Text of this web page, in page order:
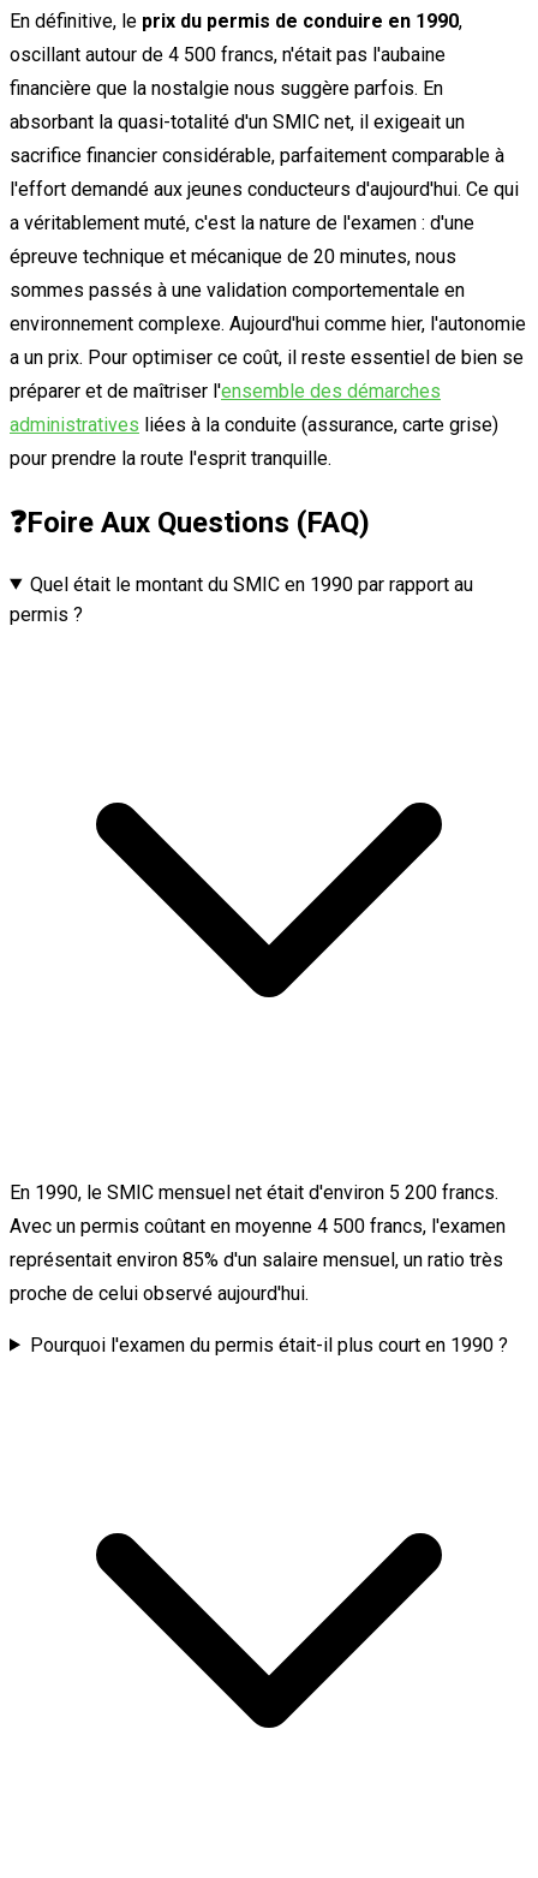
En définitive, le prix du permis de conduire en 1990,
oscillant autour de 4 500 francs, n'était pas l'aubaine
financière que la nostalgie nous suggère parfois. En
absorbant la quasi-totalité d'un SMIC net, il exigeait un
sacrifice financier considérable, parfaitement comparable à
l'effort demandé aux jeunes conducteurs d'aujourd'hui. Ce qui
a véritablement muté, c'est la nature de l'examen : d'une
épreuve technique et mécanique de 20 minutes, nous
sommes passés à une validation comportementale en
environnement complexe. Aujourd'hui comme hier, l'autonomie
a un prix. Pour optimiser ce coût, il reste essentiel de bien se
préparer et de maîtriser l'ensemble des démarches
administratives liées à la conduite (assurance, carte grise)
pour prendre la route l'esprit tranquille.
❓Foire Aux Questions (FAQ)
Quel était le montant du SMIC en 1990 par rapport au
permis ?
En 1990, le SMIC mensuel net était d'environ 5 200 francs.
Avec un permis coûtant en moyenne 4 500 francs, l'examen
représentait environ 85% d'un salaire mensuel, un ratio très
proche de celui observé aujourd'hui.
Pourquoi l'examen du permis était-il plus court en 1990 ?